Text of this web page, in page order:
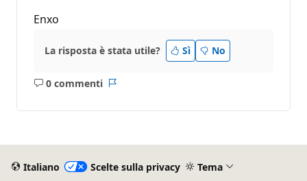
Enxo
La risposta è stata utile? Sì No
0 commenti
Nessun
Italiano Scelte sulla privacy Tema